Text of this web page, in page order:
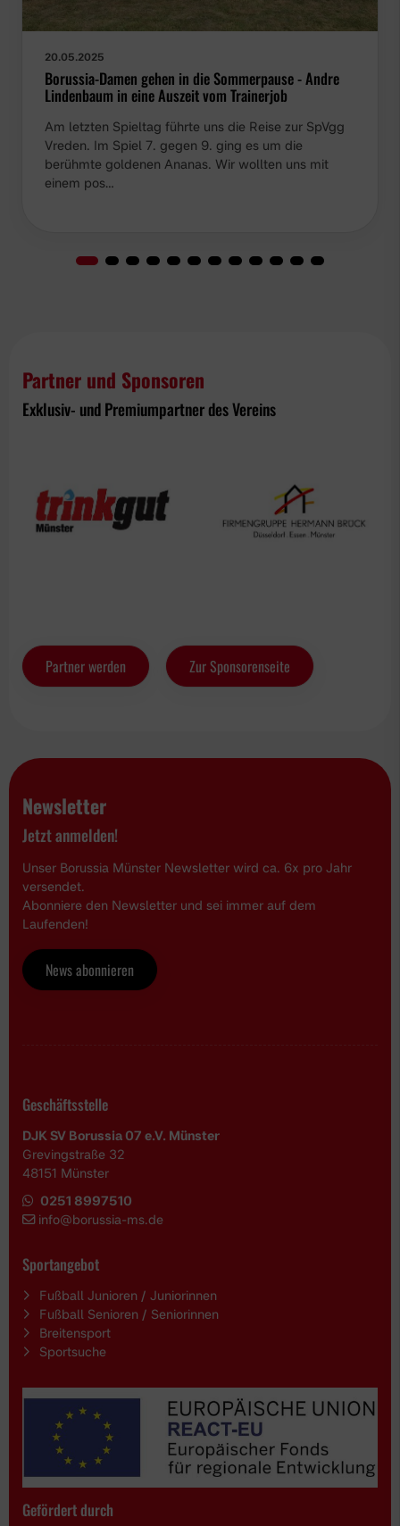
20.05.2025
Borussia-Damen gehen in die Sommerpause - Andre
Lindenbaum in eine Auszeit vom Trainerjob
Am letzten Spieltag führte uns die Reise zur SpVgg
Vreden. Im Spiel 7. gegen 9. ging es um die
berühmte goldenen Ananas. Wir wollten uns mit
einem pos…
Partner und Sponsoren
Exklusiv- und Premiumpartner des Vereins
Partner werden Zur Sponsorenseite
Newsletter
Jetzt anmelden!
Unser Borussia Münster Newsletter wird ca. 6x pro Jahr
versendet.
Abonniere den Newsletter und sei immer auf dem
Laufenden!
News abonnieren
Geschäftsstelle
DJK SV Borussia 07 e.V. Münster
Grevingstraße 32
48151 Münster
0251 8997510
info@borussia-ms.de
Sportangebot
Fußball Junioren / Juniorinnen
Fußball Senioren / Seniorinnen
Breitensport
Sportsuche
Gefördert durch